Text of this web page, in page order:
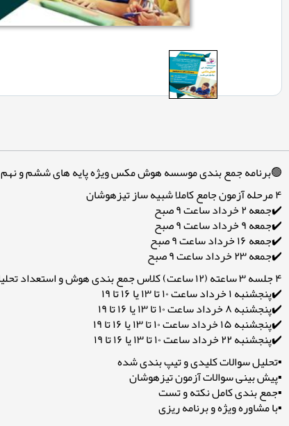
🟢برنامه جمع بندی موسسه هوش مکس ویژه پایه های ششم و نهم
۴ مرحله آزمون جامع کاملا شبیه ساز تیزهوشان
✔️جمعه ۲ خرداد ساعت ۹ صبح
✔️جمعه ۹ خرداد ساعت ۹ صبح
✔️جمعه ۱۶ خرداد ساعت ۹ صبح
✔️جمعه ۲۳ خرداد ساعت ۹ صبح
۴ جلسه ۳ ساعته (۱۲ ساعت) کلاس جمع بندی هوش و استعداد تحلیلی
✔️پنجشنبه ۱ خرداد ساعت ۱۰ تا ۱۳ یا ۱۶ تا ۱۹
✔️پنجشنبه ۸ خرداد ساعت ۱۰ تا ۱۳ یا ۱۶ تا ۱۹
✔️پنجشنبه ۱۵ خرداد ساعت ۱۰ تا ۱۳ یا ۱۶ تا ۱۹
✔️پنجشنبه ۲۲ خرداد ساعت ۱۰ تا ۱۳ یا ۱۶ تا ۱۹
▪️تحلیل سوالات کلیدی و تیپ بندی شده
▪️پیش بینی سوالات آزمون تیزهوشان
▪️جمع بندی کامل نکته و تست
▪️با مشاوره ویژه و برنامه ریزی